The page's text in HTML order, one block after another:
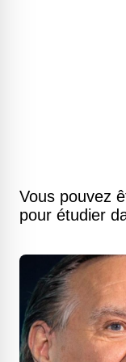
Vous pouvez
pour étudier